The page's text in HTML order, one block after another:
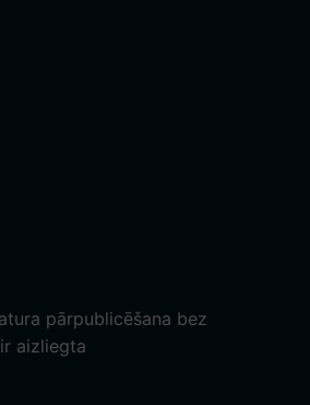
pārpublicēšana bez
aizliegta